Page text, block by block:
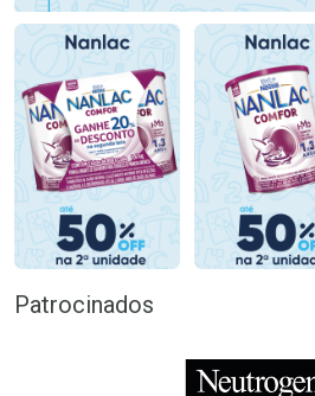
Patrocinados